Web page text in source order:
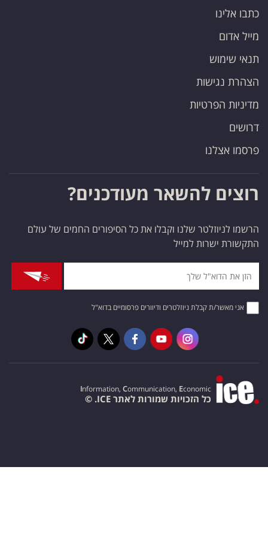
כתבו אלינו
מייל אדום
תנאי שימוש
הצהרת נגישות
מדיניות הפרטיות
דרושים
פרסמו אצלנו
רוצים להשאר מעודכנים?
הרשמו לניוזלטר שלנו וקבלו את כל הסיפורים החמים של עולם
התקשורת ישרות למייל
אני מאשר/ת קבלת ניוזלטרים ודיוורים פרסומיים בדוא"ל
Information, Communication, Economic
כל הזכויות שמורות לאתר ICE. ©